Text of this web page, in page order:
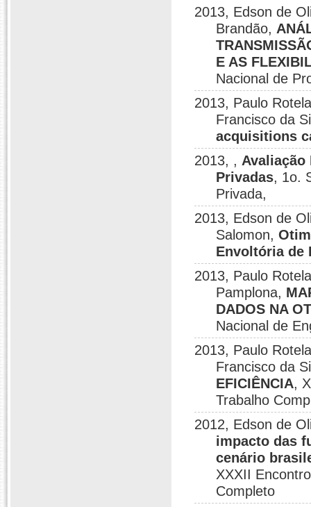
2013, Edson de
Brandão,
E AS
Nacional de
2013, Paulo
Francisco da
acquisitions
2013, , Avaliação
Privadas, 1o.
Privada,
2013, Edson de
Salomon,
Envoltória de
2013, Paulo
Pamplona,
DADOS NA
Nacional de
2013, Paulo
Francisco da
EFICIÊNCIA,
Trabalho
2012, Edson de
impacto das
cenário
XXXII
Completo